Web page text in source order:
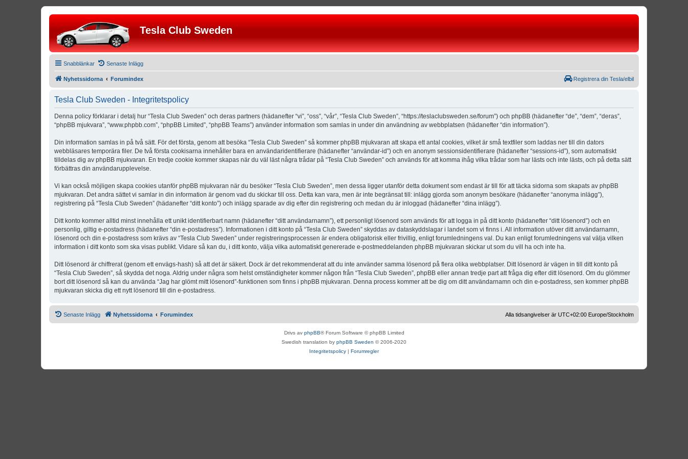
Tesla Club Sweden
Snabblänkar Senaste Inlägg
Nyhetssidorna Forumindex Registrera din Tesla/elbil
Tesla Club Sweden - Integritetspolicy
Denna policy förklarar i detalj hur “Tesla Club Sweden” och deras partners (hädanefter “vi”, “oss”, “vår”, “Tesla Club Sweden”, “https://teslaclubsweden.se/forum”) och phpBB (hädanefter “de”, “dem”, “deras”,
“phpBB mjukvara”, “www.phpbb.com”, “phpBB Limited”, “phpBB Teams”) använder information som samlas in under din användning av webbplatsen (hädanefter “din information”).
Din information samlas in på två sätt. För det första, genom att besöka “Tesla Club Sweden” så kommer phpBB mjukvaran att skapa ett antal cookies, vilket är små textfiler som laddas ner till din dators
webbläsares temporära filer. De två första cookisarna innehåller bara en användaridentifierare (hädanefter “användar-id”) och en anonym sessionsidentifierare (hädanefter “sessions-id”), som automatiskt
tilldelas dig av phpBB mjukvaran. En tredje cookie kommer skapas när du väl läst några trådar på “Tesla Club Sweden” och används för att komma ihåg vilka trådar som har lästs och inte lästs, och på detta sätt
förbättras din användarupplevelse.
Vi kan också möjligen skapa cookies utanför phpBB mjukvaran när du besöker “Tesla Club Sweden”, men dessa ligger utanför detta dokument som endast är till för att täcka sidorna som skapats av phpBB
mjukvaran. Det andra sättet vi samlar in din information är genom vad du skickar till oss. Detta kan vara, men är inte begränsat till: inlägg gjorda som anonym besökare (hädanefter “anonyma inlägg”),
registrering på “Tesla Club Sweden” (hädanefter “ditt konto”) och inlägg sparade av dig efter din registrering och medan du är inloggad (hädanefter “dina inlägg”).
Ditt konto kommer alltid minst innehålla ett unikt identifierbart namn (hädanefter “ditt användarnamn”), ett personligt lösenord som används för att logga in på ditt konto (hädanefter “ditt lösenord”) och en
personlig, giltig e-postadress (hädanefter “din e-postadress”). Informationen i ditt konto på “Tesla Club Sweden” skyddas av dataskyddslagar i landet som vi finns i. All information utöver ditt användarnamn,
lösenord och din e-postadress som krävs av “Tesla Club Sweden” under registreringsprocessen är endera obligatorisk eller frivillig, enligt forumledningens val. Du kan enligt forumledningens val välja vilken
information i ditt konto som ska visas publikt. Vidare så kan du, i ditt konto, välja vilka automatiskt genererade e-postmeddelanden phpBB mjukvaran skickar ut som du vill ha och inte ha.
Ditt lösenord är chiffrerat (genom ett envägs-hash) så att det är säkert. Dock är det rekommenderat att du inte använder samma lösenord på flera olika webbplatser. Ditt lösenord är vägen in till ditt konto på
“Tesla Club Sweden”, så skydda det noga. Aldrig under några som helst omständigheter kommer någon från “Tesla Club Sweden”, phpBB eller annan tredje part att fråga dig efter ditt lösenord. Om du glömmer
bort ditt lösenord så kan du använda “Jag har glömt mitt lösenord”-funktionen som finns i phpBB mjukvaran. Denna process kommer att be dig om ditt användarnamn och din e-postadress, sen kommer phpBB
mjukvaran skicka dig ett nytt lösenord till din e-postadress.
Senaste Inlägg Nyhetssidorna Forumindex Alla tidsangivelser är UTC+02:00 Europe/Stockholm
Drivs av phpBB® Forum Software © phpBB Limited
Swedish translation by phpBB Sweden © 2006-2020
Integritetspolicy | Forumregler